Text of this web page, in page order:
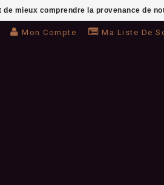
Mon Compte Ma Liste De
mieux comprendre la provenance de